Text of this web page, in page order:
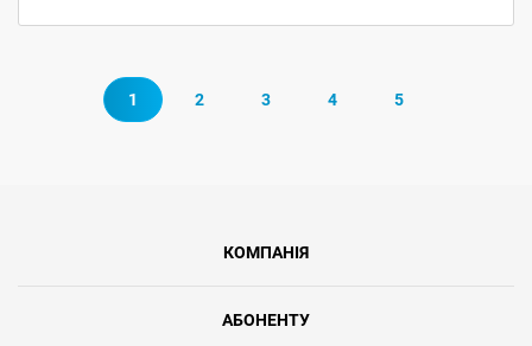
1 2 3 4 5
КОМПАНІЯ
АБОНЕНТУ